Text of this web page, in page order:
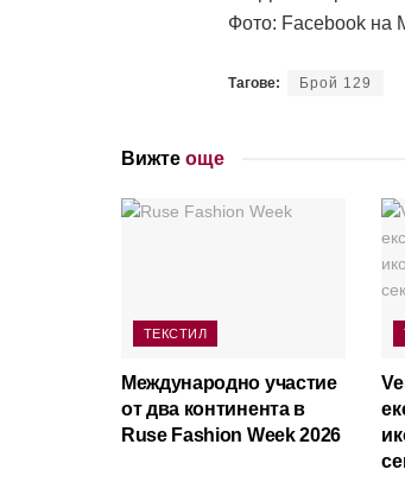
Фото: Facebook на
Тагове: Брой 129
Вижте още
ТЕКСТИЛ
Международно участие
от два континента в
Ruse Fashion Week 2026